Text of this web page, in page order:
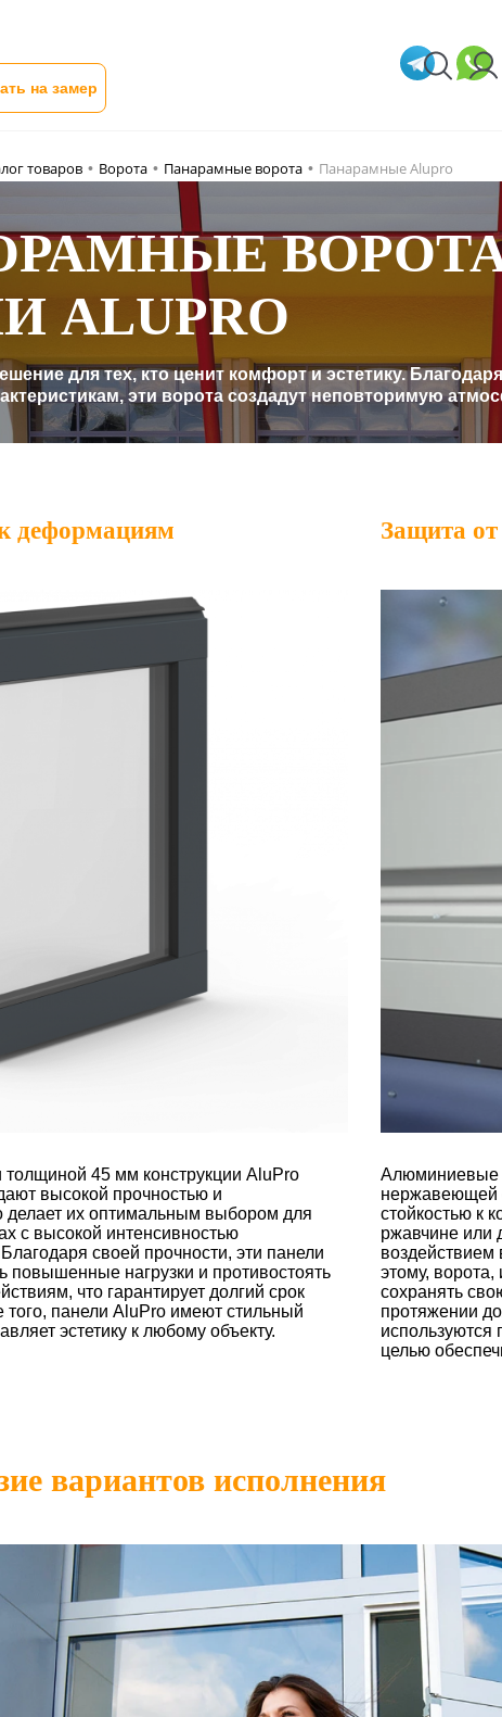
на замер
товаров • Ворота • Панарамные ворота • Панарамные Alupro
ALUPRO
для тех, кто ценит комфорт и эстетику.
эти ворота создадут неповторимую
деформациям
45 мм конструкции AluPro
высокой прочностью и
делает их оптимальным выбором для
с высокой интенсивностью
своей прочности, эти панели
повышенные нагрузки и противостоять
что гарантирует долгий срок
панели AluPro имеют стильный
эстетику к любому объекту.
Защита
Алюминиевые
нержавеющей
стойкостью к
ржавчине или
воздействием
этому, ворота,
сохранять
протяжении
используются
целью
вариантов исполнения